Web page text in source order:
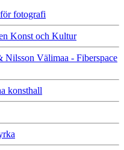
fotografi
Konst och Kultur
Nilsson Välimaa - Fiberspace
konsthall